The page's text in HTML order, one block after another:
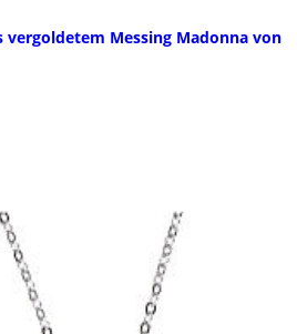
vergoldetem Messing Madonna von